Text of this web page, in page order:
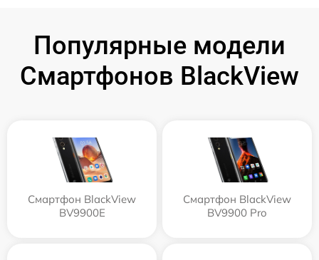
Популярные модели
Смартфонов BlackView
Смартфон BlackView
BV9900E
Смартфон BlackView
BV9900 Pro